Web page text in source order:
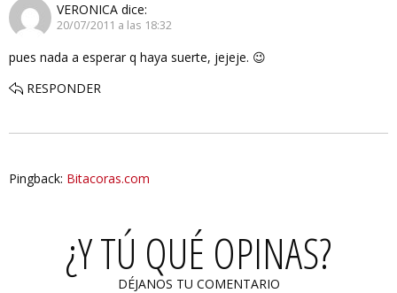
VERONICA dice:
20/07/2011 a las 18:32
pues nada a esperar q haya suerte, jejeje. 😉
RESPONDER
Pingback: Bitacoras.com
¿Y TÚ QUÉ OPINAS?
DÉJANOS TU COMENTARIO